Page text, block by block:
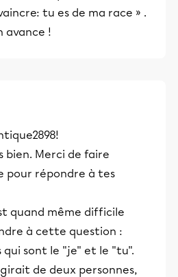
tu es de ma race » .
avance !
bien. Merci de faire
pour répondre à tes
quand même difficile
à cette question :
qui sont le "je" et le "tu".
de deux personnes,